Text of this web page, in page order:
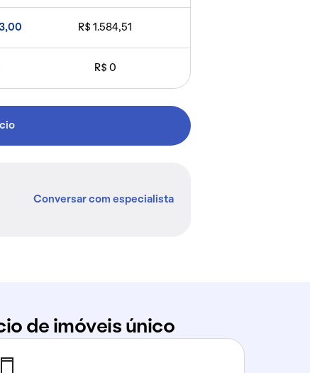
R$ 1.584,51
R$ 0
Conversar com especialista
de imóveis único